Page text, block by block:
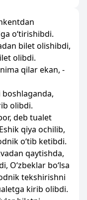
o‘tirishibdi.
bilet olishibdi,
olibdi.
qilar ekan, -
olibdi.
deb tualet
qiya ochilib,
o‘tib ketibdi.
qaytishda,
O‘zbeklar bo‘lsa
tekshirishni
kirib olibdi.